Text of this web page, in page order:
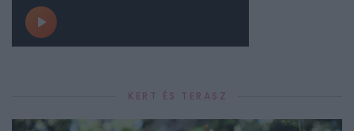
KERT ÉS TERASZ